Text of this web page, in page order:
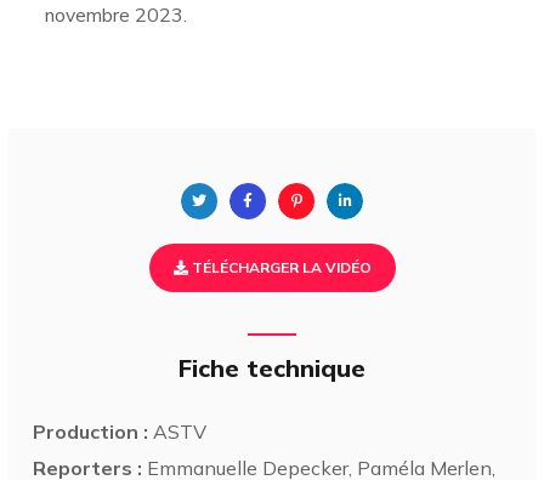
novembre 2023.
TÉLÉCHARGER LA VIDÉO
Fiche technique
Production : ASTV
Reporters : Emmanuelle Depecker, Paméla Merlen,